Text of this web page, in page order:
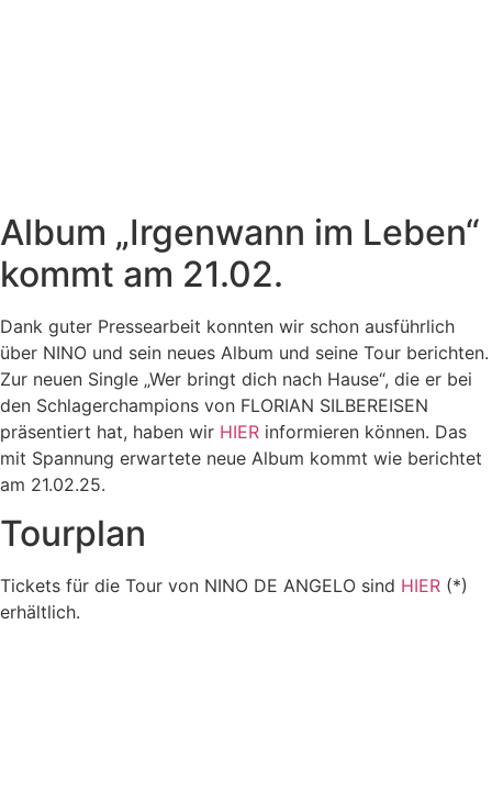
Album „Irgenwann im Leben“
kommt am 21.02.
Dank guter Pressearbeit konnten wir schon ausführlich
über NINO und sein neues Album und seine Tour berichten.
Zur neuen Single „Wer bringt dich nach Hause“, die er bei
den Schlagerchampions von FLORIAN SILBEREISEN
präsentiert hat, haben wir HIER informieren können. Das
mit Spannung erwartete neue Album kommt wie berichtet
am 21.02.25.
Tourplan
Tickets für die Tour von NINO DE ANGELO sind HIER (*)
erhältlich.